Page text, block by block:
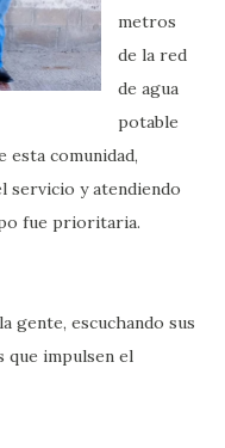
metros
de la red
de agua
potable
esta comunidad,
servicio y atendiendo
fue prioritaria.
gente, escuchando sus
que impulsen el